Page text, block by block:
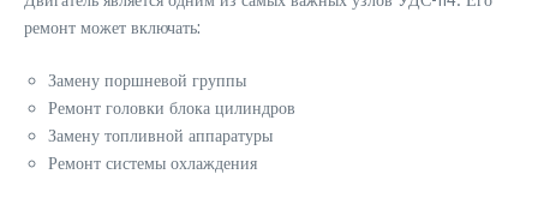
ремонт может включать:
Замену поршневой группы
Ремонт головки блока цилиндров
Замену топливной аппаратуры
Ремонт системы охлаждения